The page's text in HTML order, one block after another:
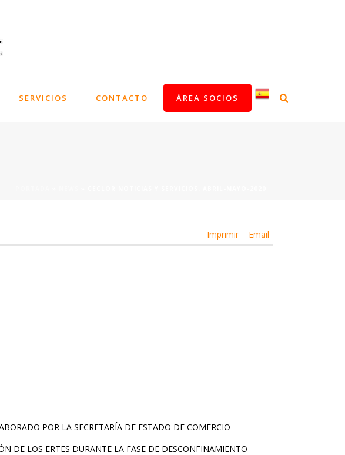
SERVICIOS CONTACTO ÁREA SOCIOS
Imprimir Email
POR LA SECRETARÍA DE ESTADO DE COMERCIO
DE LOS ERTES DURANTE LA FASE DE DESCONFINAMIENTO